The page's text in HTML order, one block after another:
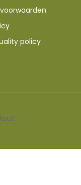
policy